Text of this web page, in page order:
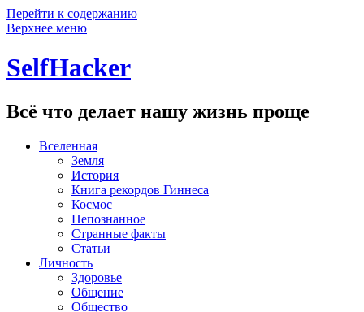
Перейти к содержанию
Верхнее меню
SelfHacker
Всё что делает нашу жизнь проще
Вселенная
Земля
История
Книга рекордов Гиннеса
Космос
Непознанное
Странные факты
Статьи
Личность
Здоровье
Общение
Общество